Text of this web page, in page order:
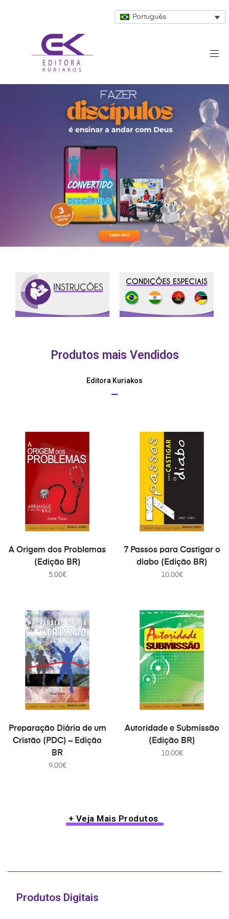
Português
SABER MAIS!
Produtos mais Vendidos
Editora Kuriakos
COMPRAR
A Origem dos Problemas
(Edição BR)
5.00€
COMPRAR
7 Passos para Castigar o
diabo (Edição BR)
10.00€
COMPRAR
Preparação Diária de um
Cristão (PDC) – Edição
BR
9.00€
COMPRAR
Autoridade e Submissão
(Edição BR)
10.00€
+ Veja Mais Produtos
Produtos Digitais